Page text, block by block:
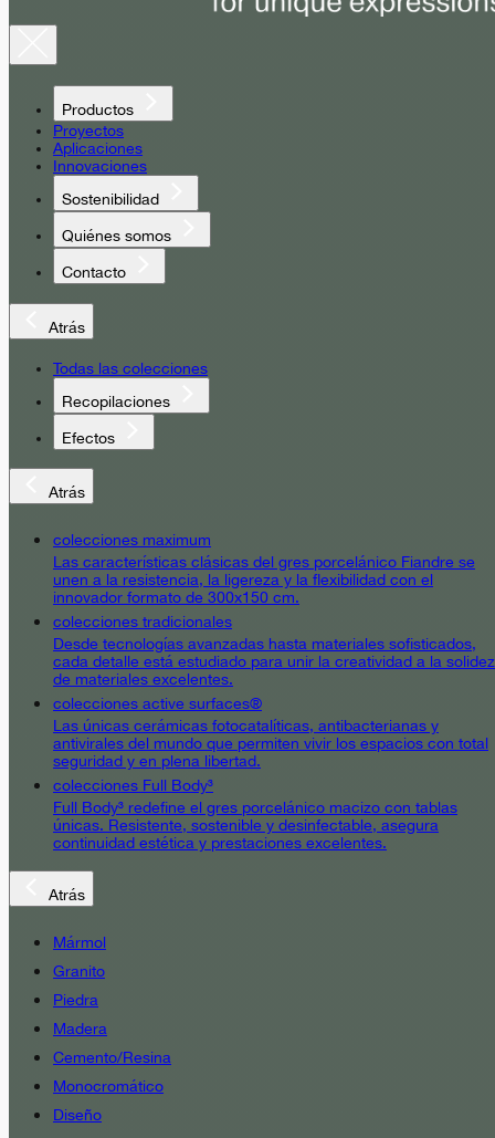
Productos
Proyectos
Aplicaciones
Innovaciones
Sostenibilidad
Quiénes somos
Contacto
Atrás
Todas las colecciones
Recopilaciones
Efectos
Atrás
colecciones maximum
Las características clásicas del gres porcelánico Fiandre se
unen a la resistencia, la ligereza y la flexibilidad con el
innovador formato de 300x150 cm.
colecciones tradicionales
Desde tecnologías avanzadas hasta materiales sofisticados,
cada detalle está estudiado para unir la creatividad a la solidez
de materiales excelentes.
colecciones active surfaces®
Las únicas cerámicas fotocatalíticas, antibacterianas y
antivirales del mundo que permiten vivir los espacios con total
seguridad y en plena libertad.
colecciones Full Body³
Full Body³ redefine el gres porcelánico macizo con tablas
únicas. Resistente, sostenible y desinfectable, asegura
continuidad estética y prestaciones excelentes.
Atrás
Mármol
Granito
Piedra
Madera
Cemento/Resina
Monocromático
Diseño